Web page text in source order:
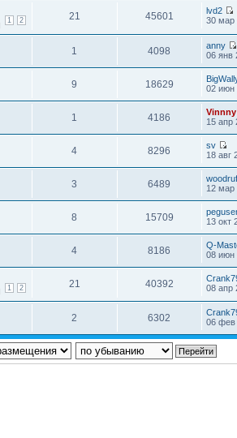
1 2 21 45601
lvd2
30 мар
1 4098
anny
06 янв
9 18629
02 июн
1 4186
Vinnny
15 апр
4 8296
sv
18 авг
3 6489
12 мар
8 15709
13 окт
4 8186
Q-
08 июн
1 2 21 40392
08 апр
2 6302
06 фев